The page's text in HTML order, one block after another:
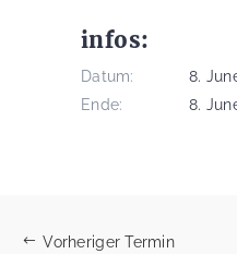
infos:
Datum:
8.
Ende:
8.
Vorheriger Termin